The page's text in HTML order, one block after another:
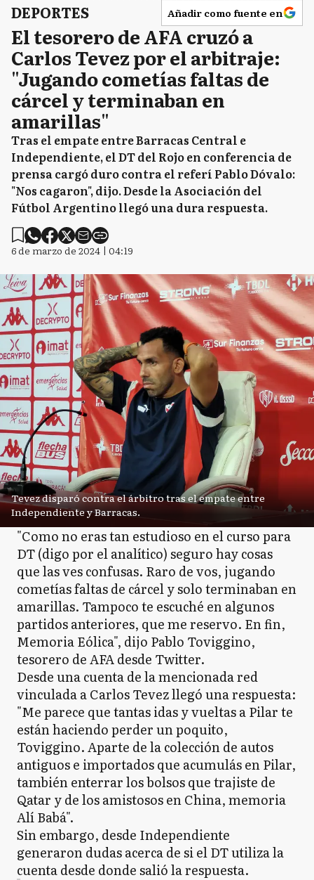
DEPORTES Añadir como fuente en
El tesorero de AFA cruzó a
Carlos Tevez por el arbitraje:
"Jugando cometías faltas de
cárcel y terminaban en
amarillas"
Tras el empate entre Barracas Central e
Independiente, el DT del Rojo en conferencia de
prensa cargó duro contra el referí Pablo Dóvalo:
"Nos cagaron", dijo. Desde la Asociación del
Fútbol Argentino llegó una dura respuesta.
6 de marzo de 2024 | 04:19
Tevez disparó contra el árbitro tras el empate entre
Independiente y Barracas.
"Como no eras tan estudioso en el curso para
DT (digo por el analítico) seguro hay cosas
que las ves confusas. Raro de vos, jugando
cometías faltas de cárcel y solo terminaban en
amarillas. Tampoco te escuché en algunos
partidos anteriores, que me reservo. En fin,
Memoria Eólica", dijo Pablo Toviggino,
tesorero de AFA desde Twitter.
Desde una cuenta de la mencionada red
vinculada a Carlos Tevez llegó una respuesta:
"Me parece que tantas idas y vueltas a Pilar te
están haciendo perder un poquito,
Toviggino. Aparte de la colección de autos
antiguos e importados que acumulás en Pilar,
también enterrar los bolsos que trajiste de
Qatar y de los amistosos en China, memoria
Alí Babá".
Sin embargo, desde Independiente
generaron dudas acerca de si el DT utiliza la
cuenta desde donde salió la respuesta.